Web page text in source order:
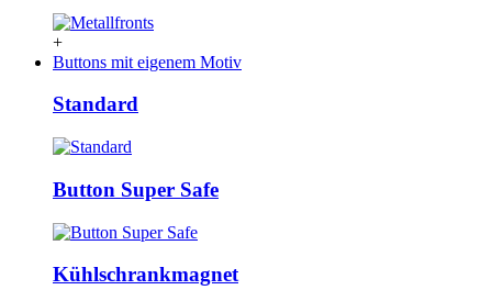
+
Buttons mit eigenem Motiv
Standard
Button Super Safe
Kühlschrankmagnet